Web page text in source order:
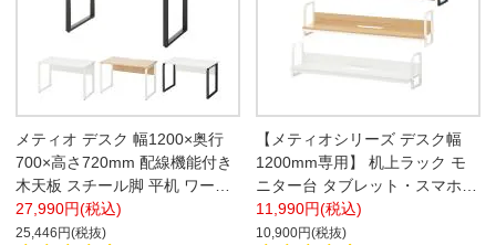
メティオ デスク 幅1200×奥行
700×高さ720mm 配線機能付き
木天板 スチール脚 平机 ワーク
デスク オフィス【ホワイト×ホ
ワイト・ホワイト×ブラック:販
27,990円(税込)
25,446円(税抜)
【メティオシリーズ デスク幅
1200mm専用】 机上ラック モ
ニター台 タブレット・スマホ対
応 幅1190×奥行285.5×高さ
300mm【ホワイト・ナチュラ
11,990円(税込)
10,900円(税抜)